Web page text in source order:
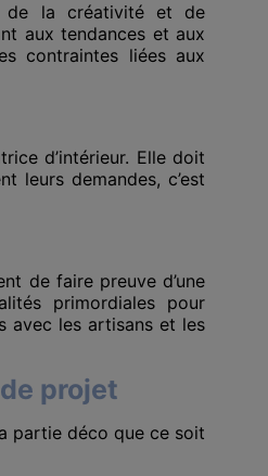
de la créativité et de
aux tendances et aux
contraintes liées aux
d’intérieur. Elle doit
leurs demandes, c’est
de faire preuve d’une
primordiales pour
avec les artisans et les
projet
partie déco que ce soit